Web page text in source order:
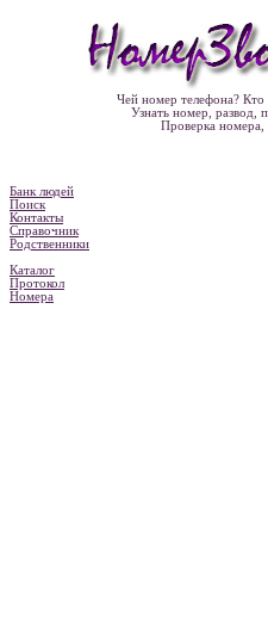
Чей номер телефона? Кто
Узнать номер, развод,
Проверка номера,
Банк людей
Поиск
Контакты
Справочник
Родственники
Каталог
Протокол
Номера